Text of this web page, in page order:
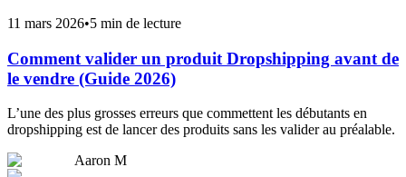
11 mars 2026•5 min de lecture
Comment valider un produit Dropshipping avant de
le vendre (Guide 2026)
L’une des plus grosses erreurs que commettent les débutants en
dropshipping est de lancer des produits sans les valider au préalable.
Aaron M